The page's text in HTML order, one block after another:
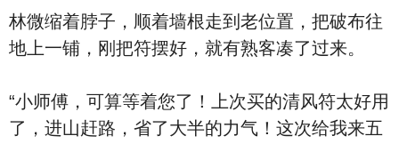
林微缩着脖子，顺着墙根走到老位置，把破布往
地上一铺，刚把符摆好，就有熟客凑了过来。
“小师傅，可算等着您了！上次买的清风符太好用
了，进山赶路，省了大半的力气！这次给我来五